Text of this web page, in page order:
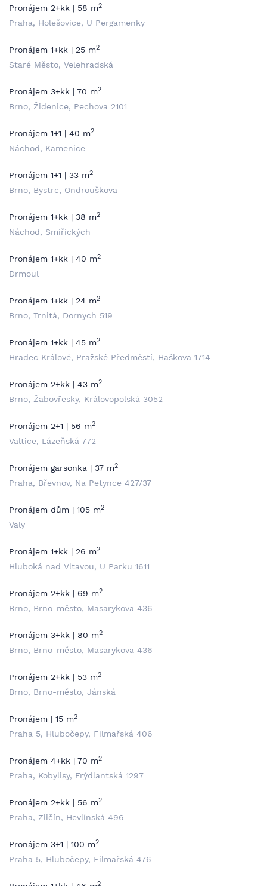
Pronájem 2+kk | 58 m2
Praha, Holešovice, U Pergamenky
Pronájem 1+kk | 25 m2
Staré Město, Velehradská
Pronájem 3+kk | 70 m2
Brno, Židenice, Pechova 2101
Pronájem 1+1 | 40 m2
Náchod, Kamenice
Pronájem 1+1 | 33 m2
Brno, Bystrc, Ondrouškova
Pronájem 1+kk | 38 m2
Náchod, Smiřických
Pronájem 1+kk | 40 m2
Drmoul
Pronájem 1+kk | 24 m2
Brno, Trnitá, Dornych 519
Pronájem 1+kk | 45 m2
Hradec Králové, Pražské Předměstí, Haškova 1714
Pronájem 2+kk | 43 m2
Brno, Žabovřesky, Královopolská 3052
Pronájem 2+1 | 56 m2
Valtice, Lázeňská 772
Pronájem garsonka | 37 m2
Praha, Břevnov, Na Petynce 427/37
Pronájem dům | 105 m2
Valy
Pronájem 1+kk | 26 m2
Hluboká nad Vltavou, U Parku 1611
Pronájem 2+kk | 69 m2
Brno, Brno-město, Masarykova 436
Pronájem 3+kk | 80 m2
Brno, Brno-město, Masarykova 436
Pronájem 2+kk | 53 m2
Brno, Brno-město, Jánská
Pronájem | 15 m2
Praha 5, Hlubočepy, Filmařská 406
Pronájem 4+kk | 70 m2
Praha, Kobylisy, Frýdlantská 1297
Pronájem 2+kk | 56 m2
Praha, Zličín, Hevlínská 496
Pronájem 3+1 | 100 m2
Praha 5, Hlubočepy, Filmařská 476
2